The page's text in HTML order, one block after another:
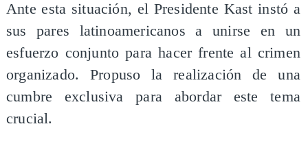
Ante esta situación, el Presidente Kast instó a
sus pares latinoamericanos a unirse en un
esfuerzo conjunto para hacer frente al crimen
organizado. Propuso la realización de una
cumbre exclusiva para abordar este tema
crucial.